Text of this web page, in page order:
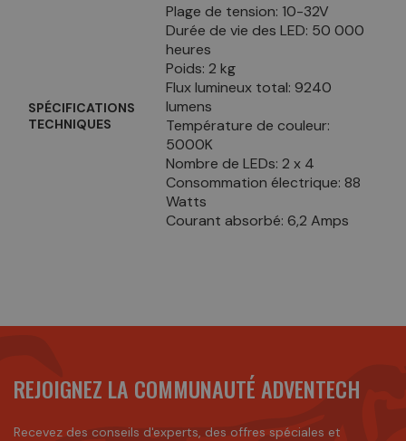
SPÉCIFICATIONS
TECHNIQUES
Plage de tension: 10-32V
Durée de vie des LED: 50 000
heures
Poids: 2 kg
Flux lumineux total: 9240
lumens
Température de couleur:
5000K
Nombre de LEDs: 2 x 4
Consommation électrique: 88
Watts
Courant absorbé: 6,2 Amps
REJOIGNEZ LA COMMUNAUTÉ ADVENTECH
Recevez des conseils d'experts, des offres spéciales et